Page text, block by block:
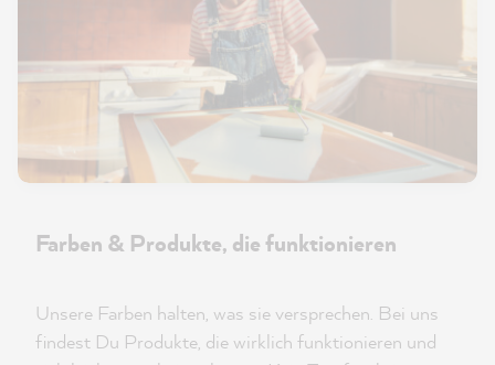
Farben & Produkte, die funktionieren
Unsere Farben halten, was sie versprechen. Bei uns
findest Du Produkte, die wirklich funktionieren und